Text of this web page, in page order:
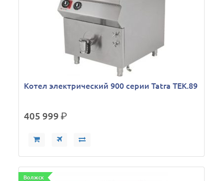
Котел электрический 900 серии Tatra TEK.89
405 999р.
Волжск